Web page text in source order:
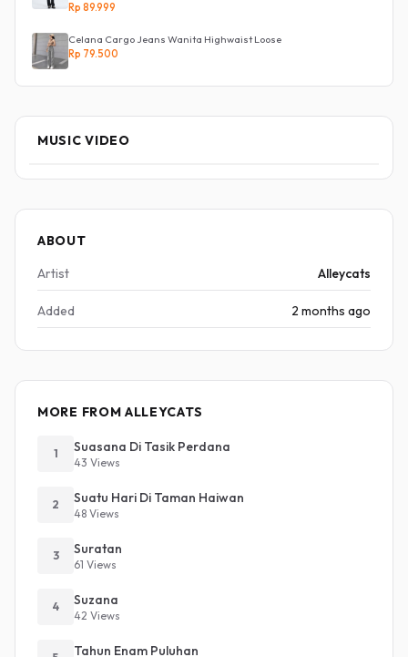
Rp 89.999
Celana Cargo Jeans Wanita Highwaist Loose
Rp 79.500
MUSIC VIDEO
ABOUT
Artist
Alleycats
Added 2 months ago
MORE FROM ALLEYCATS
1 Suasana Di Tasik Perdana
43 Views
2 Suatu Hari Di Taman Haiwan
48 Views
3 Suratan
61 Views
4 Suzana
42 Views
Tahun Enam Puluhan